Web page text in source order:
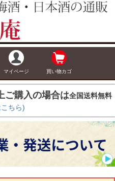
マイページ 買い物カゴ
ご購入の場合は全国送料無料
ちら)